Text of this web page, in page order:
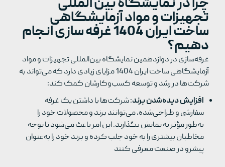
چرا در نمایشگاه بین المللی
تجهیزات و مواد آزمایشگاهی
ساخت ایران 1404 غرفه سازی انجام
دهیم؟
غرفه‌سازی در دوازدهمین نمایشگاه بین‌المللی تجهیزات و مواد
آزمایشگاهی ساخت ایران 1404 مزایای زیادی دارد که می‌تواند به
شرکت‌ها در رشد و توسعه کسب‌وکارشان کمک کند:
افزایش دیده‌شدن برند: شرکت‌ها با داشتن یک غرفه
سفارشی و طراحی‌شده، می‌توانند برند و محصولات خود را
به‌طور مؤثر به نمایش بگذارند. این امر باعث می‌شود تا توجه
مخاطبان بیشتری را به خود جلب کرده و برند خود را به‌عنوان
پیشرو در صنعت معرفی کنند